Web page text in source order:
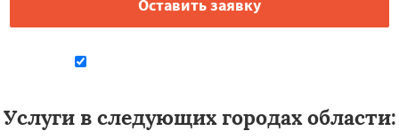
Услуги в следующих городах области: